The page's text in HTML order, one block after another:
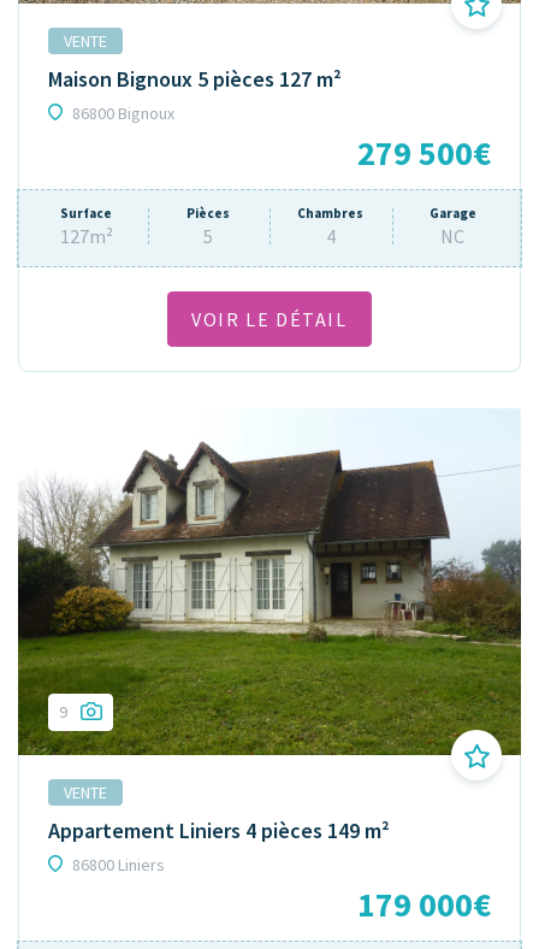
VENTE
Maison Bignoux 5 pièces 127 m²
86800 Bignoux
279 500€
Surface
127m²
Pièces
5
Chambres
4
Garage
NC
VOIR LE DÉTAIL
9
VENTE
Appartement Liniers 4 pièces 149 m²
86800 Liniers
179 000€